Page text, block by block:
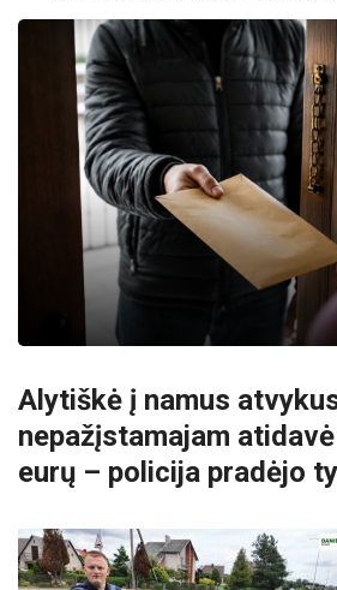
Alytiškė į namus
nepažįstamajam
eurų – policija pradėjo